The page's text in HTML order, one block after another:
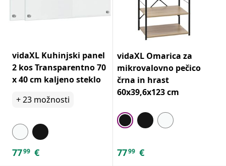
vidaXL Kuhinjski panel
2 kos Transparentno 70
x 40 cm kaljeno steklo
+23 možnosti
7799 €
vidaXL Omarica za
mikrovalovno pečico
črna in hrast
60x39,6x123 cm
7799 €